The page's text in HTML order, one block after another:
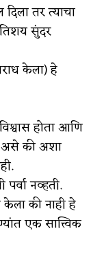
तर त्याचा
सुंदर
केला) हे
होता आणि
असे की अशा
पर्वा नव्हती.
की नाही हे
एक सात्त्विक